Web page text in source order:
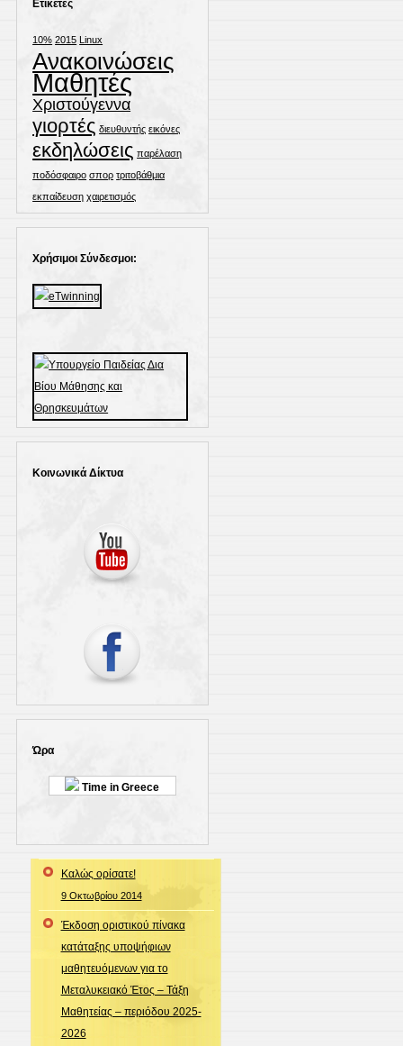
Ετικέτες
10% 2015 Linux
Ανακοινώσεις
Μαθητές
Χριστούγεννα
γιορτές διευθυντής εικόνες
εκδηλώσεις παρέλαση
ποδόσφαιρο σπορ τριτοβάθμια
εκπαίδευση χαιρετισμός
Χρήσιμοι Σύνδεσμοι:
Κοινωνικά Δίκτυα
Ώρα
Time in Greece
Καλώς ορίσατε!
9 Οκτωβρίου 2014
Έκδοση οριστικού πίνακα
κατάταξης υποψήφιων
μαθητευόμενων για το
Μεταλυκειακό Έτος – Τάξη
Μαθητείας – περιόδου 2025-
2026